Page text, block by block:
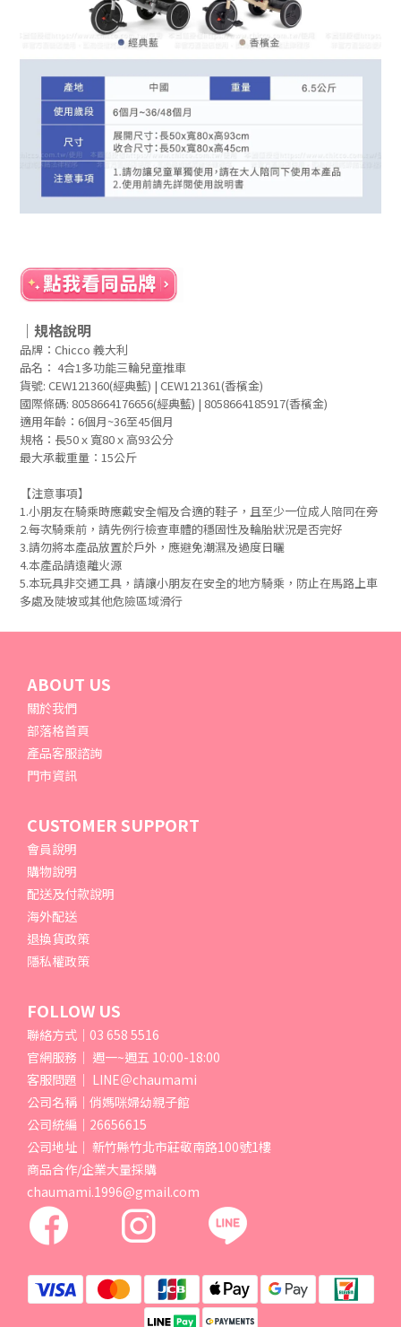
｜規格說明
品牌：Chicco 義大利
品名： 4合1多功能三輪兒童推車
貨號: CEW121360(經典藍) | CEW121361(香檳金)
國際條碼: 8058664176656(經典藍) | 8058664185917(香檳金)
適用年齡：6個月~36至45個月
規格：長50ｘ寬80ｘ高93公分
最大承載重量：15公斤
【注意事項】
1.小朋友在騎乘時應戴安全帽及合適的鞋子，且至少一位成人陪同在旁
2.每次騎乘前，請先例行檢查車體的穩固性及輪胎狀況是否完好
3.請勿將本產品放置於戶外，應避免潮濕及過度日曬
4.本產品請遠離火源
5.本玩具非交通工具，請讓小朋友在安全的地方騎乘，防止在馬路上車
多處及陡坡或其他危險區域滑行
ABOUT US
關於我們
部落格首頁
產品客服諮詢
門市資訊
CUSTOMER SUPPORT
會員說明
購物說明
配送及付款說明
海外配送
退換貨政策
隱私權政策
FOLLOW US
聯絡方式｜03 658 5516
官網服務｜ 週一~週五 10:00-18:00
客服問題｜ LINE＠chaumami
公司名稱｜俏媽咪婦幼親子館
公司統編｜26656615
公司地址｜ 新竹縣竹北市莊敬南路100號1樓
商品合作/企業大量採購
chaumami.1996@gmail.com